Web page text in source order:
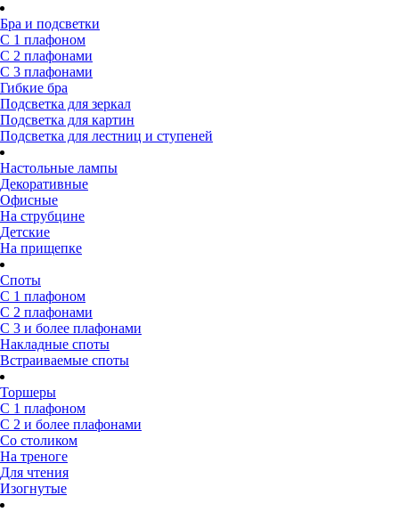
Бра и подсветки
С 1 плафоном
С 2 плафонами
С 3 плафонами
Гибкие бра
Подсветка для зеркал
Подсветка для картин
Подсветка для лестниц и ступеней
Настольные лампы
Декоративные
Офисные
На струбцине
Детские
На прищепке
Споты
С 1 плафоном
С 2 плафонами
С 3 и более плафонами
Накладные споты
Встраиваемые споты
Торшеры
С 1 плафоном
С 2 и более плафонами
Со столиком
На треноге
Для чтения
Изогнутые